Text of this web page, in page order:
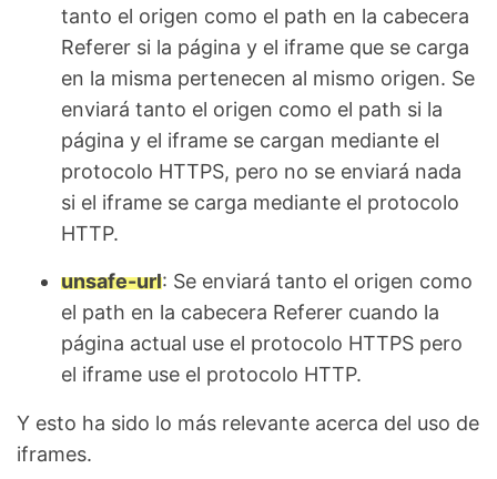
tanto el origen como el path en la cabecera
Referer si la página y el iframe que se carga
en la misma pertenecen al mismo origen. Se
enviará tanto el origen como el path si la
página y el iframe se cargan mediante el
protocolo HTTPS, pero no se enviará nada
si el iframe se carga mediante el protocolo
HTTP.
unsafe-url: Se enviará tanto el origen como
el path en la cabecera Referer cuando la
página actual use el protocolo HTTPS pero
el iframe use el protocolo HTTP.
Y esto ha sido lo más relevante acerca del uso de
iframes.